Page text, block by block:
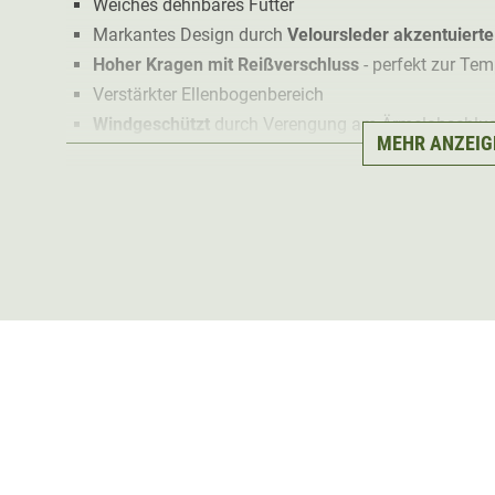
Weiches dehnbares Futter
Markantes Design durch Veloursleder
Hoher Kragen mit Reißverschluss - perfekt zur
Verstärkter Ellenbogenbereich
Windgeschützt durch Verengung am
Der Deerhunter Carlisle Strickpullover ist ein weicher
Durch denhohen Kragenwärmt der Deerhunter
Veloursleder-Akzente an den Schultern und
MEHR